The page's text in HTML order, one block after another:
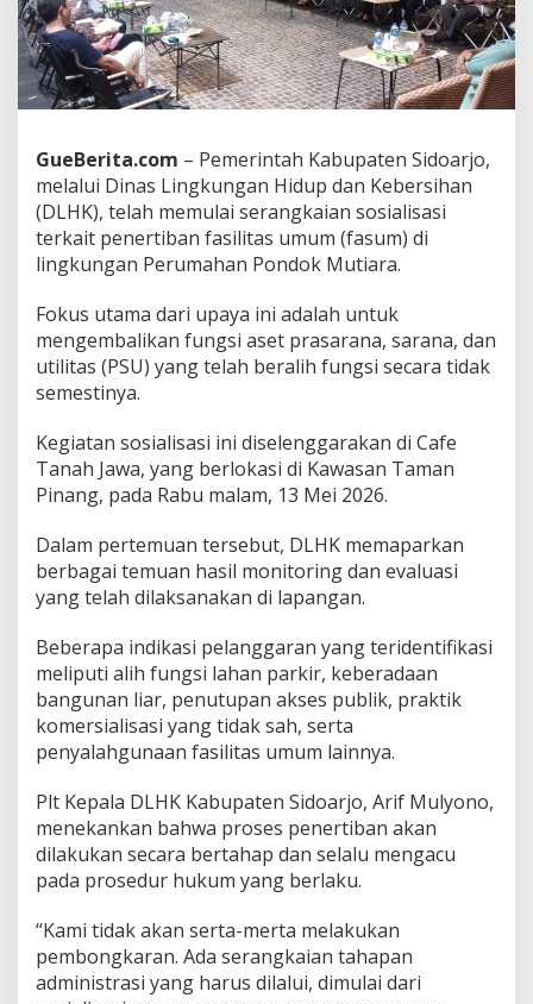
a
s
i
k
a
e
n
e
t
i
a
n
a
l
i
a
U
m
u
i
P
o
n
o
M
u
t
a
a
GueBerita.com – Pemerintah Kabupaten Sidoarjo,
melalui Dinas Lingkungan Hidup dan Kebersihan
(DLHK), telah memulai serangkaian sosialisasi
terkait penertiban fasilitas umum (fasum) di
lingkungan Perumahan Pondok Mutiara.
Fokus utama dari upaya ini adalah untuk
mengembalikan fungsi aset prasarana, sarana, dan
utilitas (PSU) yang telah beralih fungsi secara tidak
semestinya.
Kegiatan sosialisasi ini diselenggarakan di Cafe
Tanah Jawa, yang berlokasi di Kawasan Taman
Pinang, pada Rabu malam, 13 Mei 2026.
Dalam pertemuan tersebut, DLHK memaparkan
berbagai temuan hasil monitoring dan evaluasi
yang telah dilaksanakan di lapangan.
Beberapa indikasi pelanggaran yang teridentifikasi
meliputi alih fungsi lahan parkir, keberadaan
bangunan liar, penutupan akses publik, praktik
komersialisasi yang tidak sah, serta
penyalahgunaan fasilitas umum lainnya.
Plt Kepala DLHK Kabupaten Sidoarjo, Arif Mulyono,
menekankan bahwa proses penertiban akan
dilakukan secara bertahap dan selalu mengacu
pada prosedur hukum yang berlaku.
“Kami tidak akan serta-merta melakukan
pembongkaran. Ada serangkaian tahapan
administrasi yang harus dilalui, dimulai dari